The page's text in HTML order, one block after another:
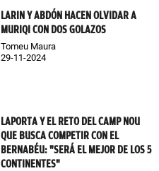
LARIN Y ABDÓN HACEN OLVIDAR A
MURIQI CON DOS GOLAZOS
Tomeu Maura
29-11-2024
LAPORTA Y EL RETO DEL CAMP NOU
QUE BUSCA COMPETIR CON EL
BERNABÉU: "SERÁ EL MEJOR DE LOS 5
CONTINENTES"